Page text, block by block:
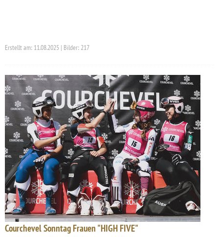
Erstellt am: 11.08.2025 | Bilder: 217
Courchevel Sonntag Frauen "HIGH FIVE"